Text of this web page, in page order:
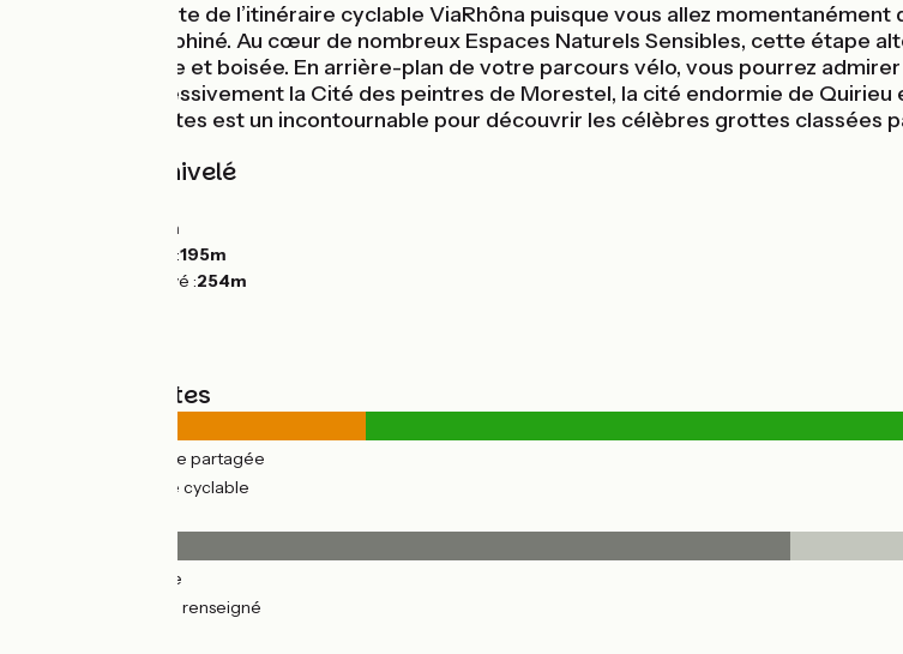
Une étape insolite de l’itinéraire cyclable ViaRhôna puisque vous allez
Balcons du Dauphiné. Au cœur de nombreux Espaces Naturels Sensibles, cette étape
campagne verte et boisée. En arrière-plan de votre parcours vélo, vous pourrez
traversez successivement la Cité des peintres de Morestel, la cité endormie de
Balme-les-Grottes est un incontournable pour découvrir les célèbres grottes classées
Pentes et dénivelé
94m
Point le plus bas :195m
Point le plus élevé :254m
Types de routes
(22%) Route partagée
(77%) Voie cyclable
(49%) Lisse
(50%) Non renseigné